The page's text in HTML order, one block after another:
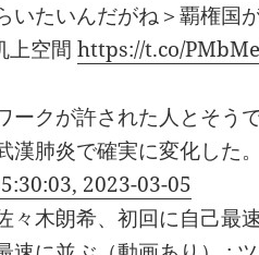
いたいんだがね＞覇権国
上空間https://t.co/
ークが許された人とそう
漢肺炎で確実に変化した
2023-03-05
々木朗希、初回に自己最